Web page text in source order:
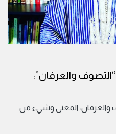
والعرفان”:
والعرفان: المعنى وشيء من